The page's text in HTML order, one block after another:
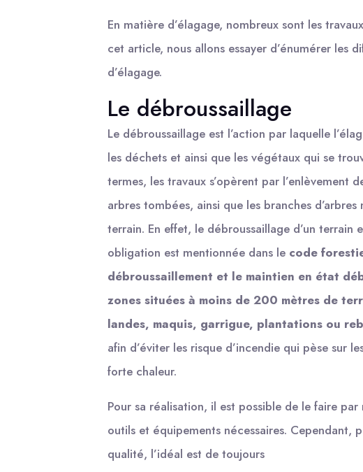
En matière d’élagage, nombreux sont les
cet article, nous allons essayer d’énumérer les
d’élagage.
Le débroussaillage
Le débroussaillage est l’action par laquelle
les déchets et ainsi que les végétaux qui se
termes, les travaux s’opèrent par l’enlèvement
arbres tombées, ainsi que les branches
terrain. En effet, le débroussaillage d’un
obligation est mentionnée dans le code
débroussaillement et le maintien en état
zones situées à moins de 200 mètres de
landes, maquis, garrigue, plantations ou
afin d’éviter les risque d’incendie qui pèse sur
forte chaleur.
Pour sa réalisation, il est possible de le faire
outils et équipements nécessaires. Cependant,
qualité, l’idéal est de toujours